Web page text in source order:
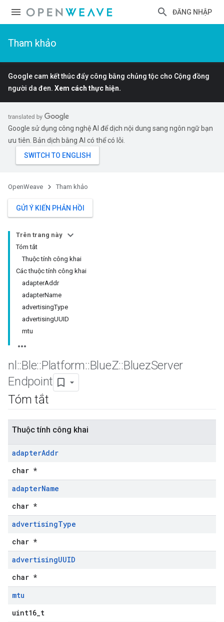
ĐĂNG NHẬP
Tham khảo
Google cam kết thúc đẩy công bằng chủng tộc cho Cộng đồng
người da đen. Xem cách thực hiện.
Google sử dụng công nghệ AI để dịch nội dung sang ngôn ngữ bạn
ưu tiên. Bản dịch bằng AI có thể có lỗi.
OpenWeave Tham khảo
GỬI Ý KIẾN PHẢN HỒI
Trên trang này
Tóm tắt
Thuộc tính công khai
Các thuộc tính công khai
adapterAddr
adapterName
advertisingType
advertisingUUID
mtu
nl ::Ble::Platform::BlueZ::BluezServer
Endpoint
Tóm tắt
Thuộc tính công khai
adapterAddr
char *
adapterName
char *
advertisingType
char *
advertisingUUID
char *
mtu
uint16_t